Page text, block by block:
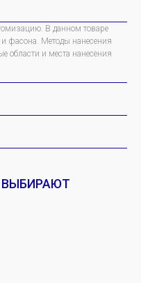
В данном товаре
фасона. Методы нанесения
области и места нанесения